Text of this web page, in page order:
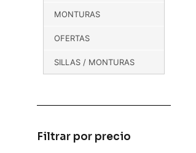
MONTURAS
OFERTAS
SILLAS / MONTURAS
Filtrar por precio